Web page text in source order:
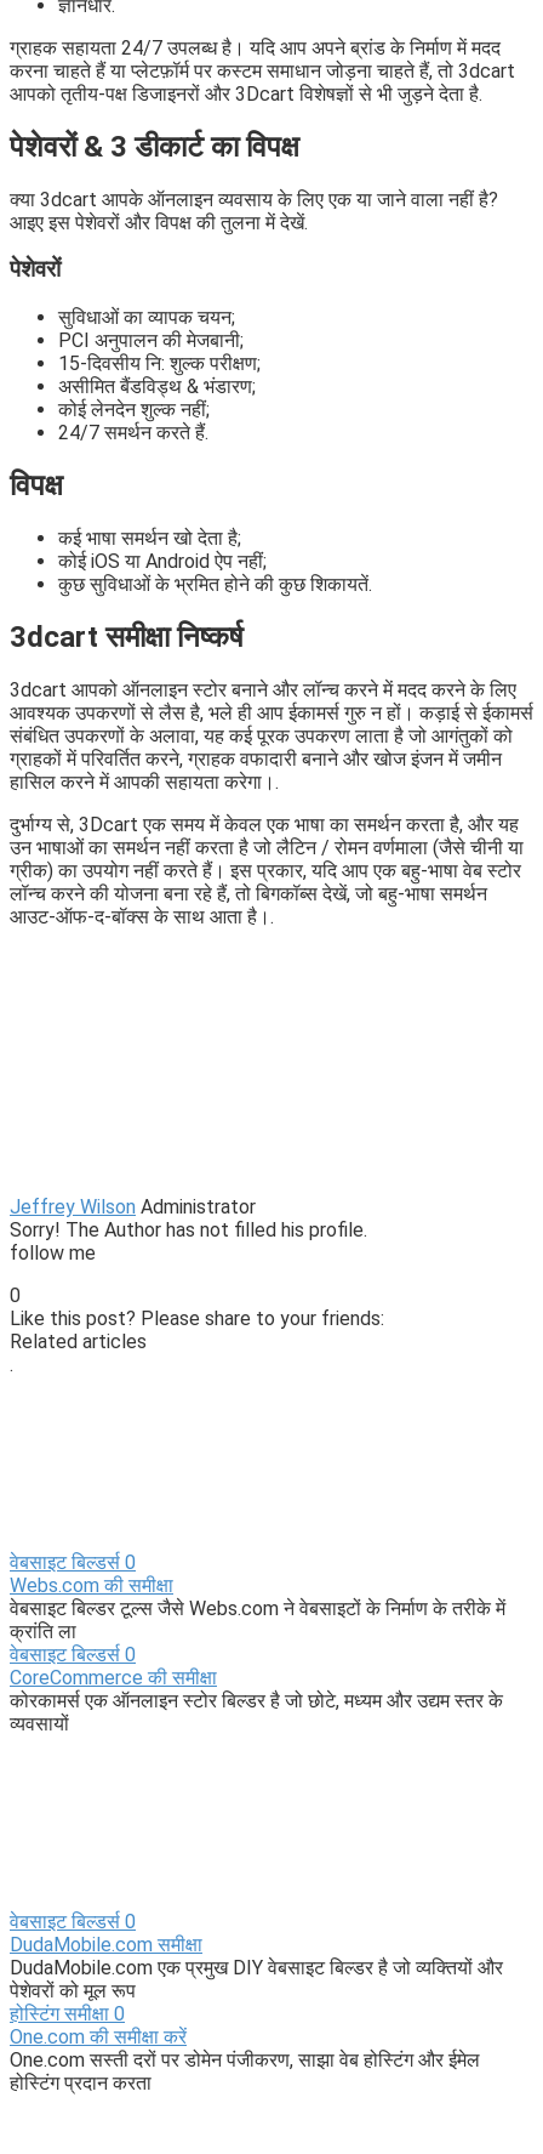
ज्ञानधार.
ग्राहक सहायता 24/7 उपलब्ध है। यदि आप अपने ब्रांड के निर्माण में मदद
करना चाहते हैं या प्लेटफ़ॉर्म पर कस्टम समाधान जोड़ना चाहते हैं, तो 3dcart
आपको तृतीय-पक्ष डिजाइनरों और 3Dcart विशेषज्ञों से भी जुड़ने देता है.
पेशेवरों & 3 डीकार्ट का विपक्ष
क्या 3dcart आपके ऑनलाइन व्यवसाय के लिए एक या जाने वाला नहीं है?
आइए इस पेशेवरों और विपक्ष की तुलना में देखें.
पेशेवरों
सुविधाओं का व्यापक चयन;
PCI अनुपालन की मेजबानी;
15-दिवसीय नि: शुल्क परीक्षण;
असीमित बैंडविड्थ & भंडारण;
कोई लेनदेन शुल्क नहीं;
24/7 समर्थन करते हैं.
विपक्ष
कई भाषा समर्थन खो देता है;
कोई iOS या Android ऐप नहीं;
कुछ सुविधाओं के भ्रमित होने की कुछ शिकायतें.
3dcart समीक्षा निष्कर्ष
3dcart आपको ऑनलाइन स्टोर बनाने और लॉन्च करने में मदद करने के लिए
आवश्यक उपकरणों से लैस है, भले ही आप ईकामर्स गुरु न हों। कड़ाई से ईकामर्स
संबंधित उपकरणों के अलावा, यह कई पूरक उपकरण लाता है जो आगंतुकों को
ग्राहकों में परिवर्तित करने, ग्राहक वफादारी बनाने और खोज इंजन में जमीन
हासिल करने में आपकी सहायता करेगा।.
दुर्भाग्य से, 3Dcart एक समय में केवल एक भाषा का समर्थन करता है, और यह
उन भाषाओं का समर्थन नहीं करता है जो लैटिन / रोमन वर्णमाला (जैसे चीनी या
ग्रीक) का उपयोग नहीं करते हैं। इस प्रकार, यदि आप एक बहु-भाषा वेब स्टोर
लॉन्च करने की योजना बना रहे हैं, तो बिगकॉब्स देखें, जो बहु-भाषा समर्थन
आउट-ऑफ-द-बॉक्स के साथ आता है।.
Jeffrey Wilson Administrator
Sorry! The Author has not filled his profile.
follow me
0
Like this post? Please share to your friends:
Related articles
.
वेबसाइट बिल्डर्स 0
Webs.com की समीक्षा
वेबसाइट बिल्डर टूल्स जैसे Webs.com ने वेबसाइटों के निर्माण के तरीके में
क्रांति ला
वेबसाइट बिल्डर्स 0
CoreCommerce की समीक्षा
कोरकामर्स एक ऑनलाइन स्टोर बिल्डर है जो छोटे, मध्यम और उद्यम स्तर के
व्यवसायों
वेबसाइट बिल्डर्स 0
DudaMobile.com समीक्षा
DudaMobile.com एक प्रमुख DIY वेबसाइट बिल्डर है जो व्यक्तियों और
पेशेवरों को मूल रूप
होस्टिंग समीक्षा 0
One.com की समीक्षा करें
One.com सस्ती दरों पर डोमेन पंजीकरण, साझा वेब होस्टिंग और ईमेल
होस्टिंग प्रदान करता